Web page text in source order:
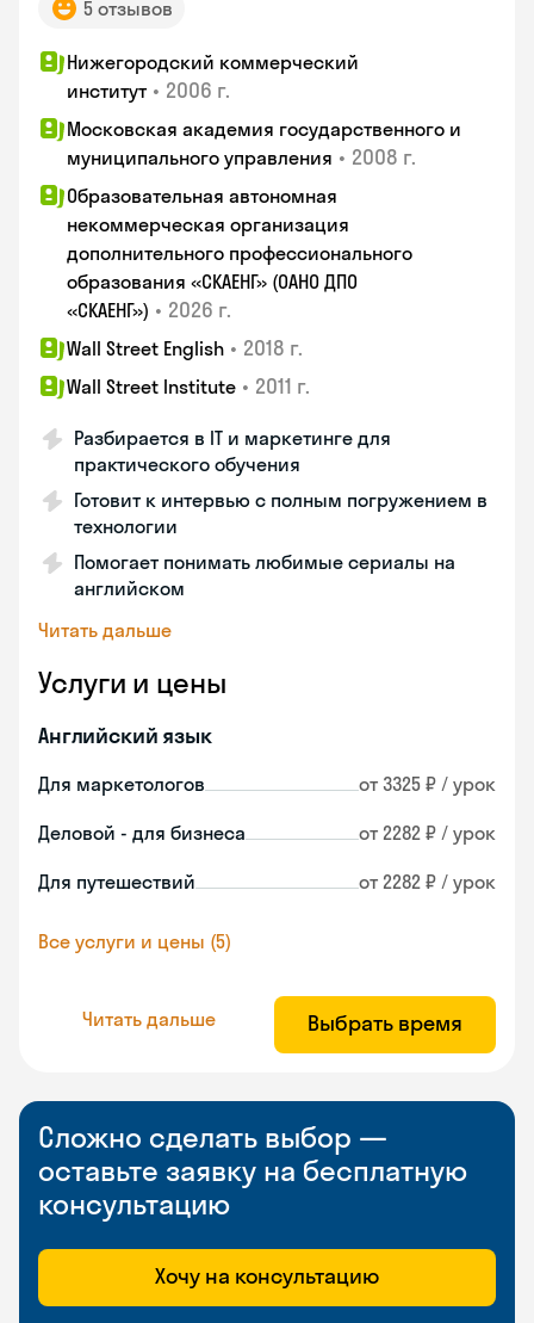
5 отзывов
Нижегородский коммерческий
институт • 2006 г.
Московская академия государственного и
муниципального управления • 2008 г.
Образовательная автономная
некоммерческая организация
дополнительного профессионального
образования «СКАЕНГ» (ОАНО ДПО
«СКАЕНГ») • 2026 г.
Wall Street English • 2018 г.
Wall Street Institute • 2011 г.
Разбирается в IT и маркетинге для
практического обучения
Готовит к интервью с полным погружением в
технологии
Помогает понимать любимые сериалы на
английском
Читать дальше
Услуги и цены
Английский язык
Для маркетологов от 3325 ₽ / урок
Деловой - для бизнеса от 2282 ₽ / урок
Для путешествий от 2282 ₽ / урок
Все услуги и цены (5)
Читать дальше Выбрать время
Сложно сделать выбор —
оставьте заявку на бесплатную
консультацию
Хочу на консультацию